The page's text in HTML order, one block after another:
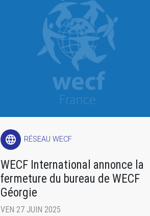
language RÉSEAU WECF
WECF International annonce la
fermeture du bureau de WECF
Géorgie
VEN 27 JUIN 2025